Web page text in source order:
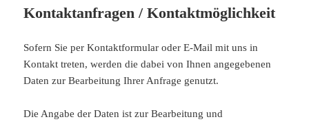
Kontaktanfragen / Kontaktmöglichkeit
Sofern Sie per Kontaktformular oder E-Mail mit uns in
Kontakt treten, werden die dabei von Ihnen angegebenen
Daten zur Bearbeitung Ihrer Anfrage genutzt.
Die Angabe der Daten ist zur Bearbeitung und